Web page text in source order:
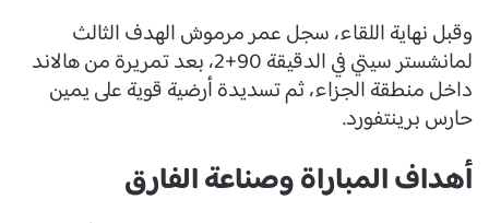
وقبل نهاية اللقاء، سجل عمر مرموش الهدف الثالث
لمانشستر سيتي في الدقيقة 90+2، بعد تمريرة من هالاند
داخل منطقة الجزاء، ثم تسديدة أرضية قوية على يمين
حارس برينتفورد.
أهداف المباراة وصناعة الفارق